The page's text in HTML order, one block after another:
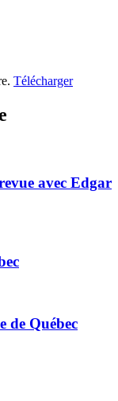
Télécharger
avec Edgar
de Québec